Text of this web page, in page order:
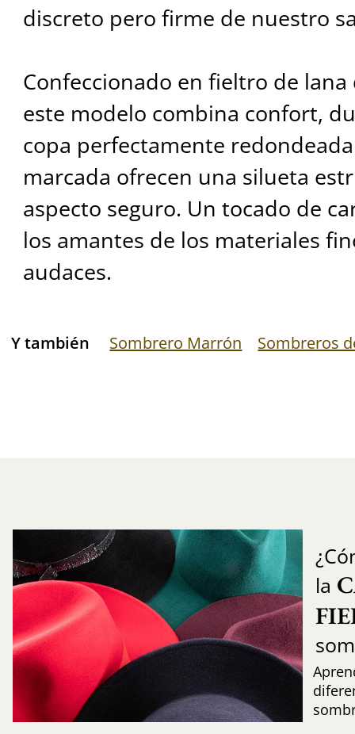
discreto pero firme de nuestro
Confeccionado en fieltro de
este modelo combina confort,
copa perfectamente
marcada ofrecen una silueta
aspecto seguro. Un tocado de
los amantes de los materiales
audaces.
Y también Sombrero Marrón Sombreros
la